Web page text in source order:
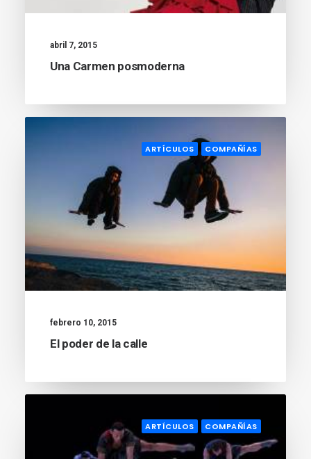
abril 7, 2015
Una Carmen posmoderna
ARTÍCULOS COMPAÑÍAS
febrero 10, 2015
El poder de la calle
ARTÍCULOS COMPAÑÍAS